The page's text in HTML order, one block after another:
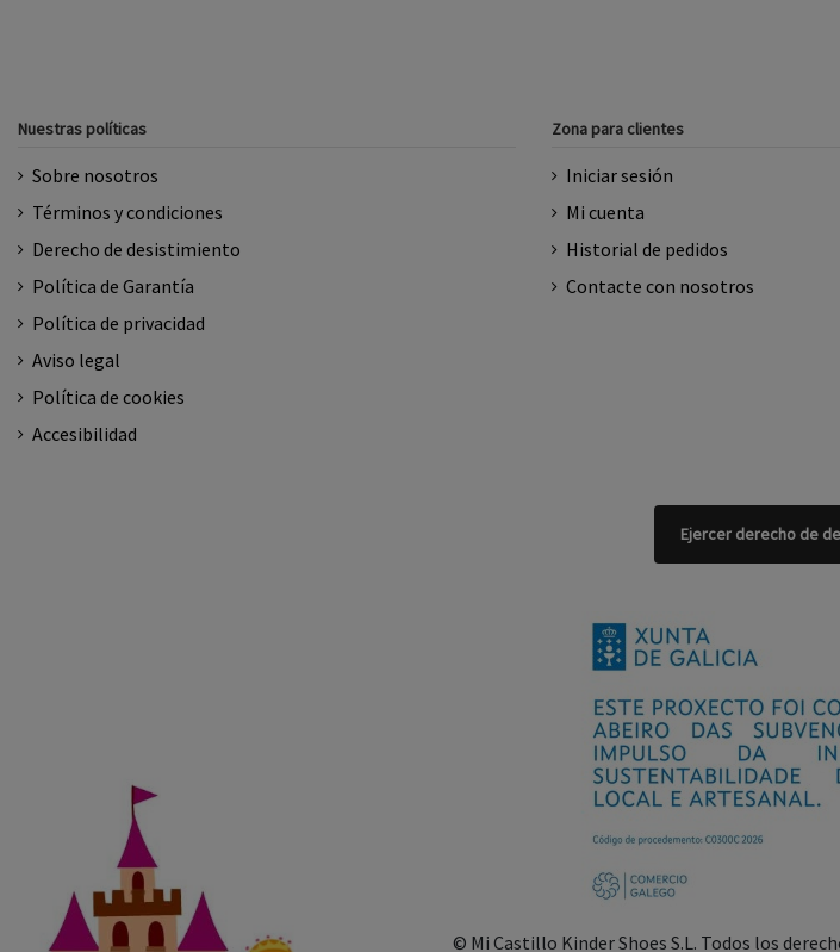
Nuestras políticas
Sobre nosotros
Términos y condiciones
Derecho de desistimiento
Política de Garantía
Política de privacidad
Aviso legal
Política de cookies
Accesibilidad
Zona para clientes
Iniciar sesión
Mi cuenta
Historial de pedidos
Contacte con nosotros
Ejercer derecho de
© Mi Castillo Kinder Shoes S.L. Todos los